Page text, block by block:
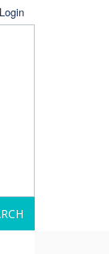
Login